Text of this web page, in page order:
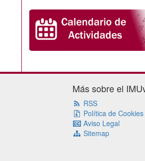
Más sobre el
RSS
Política de Cookies
Aviso Legal
Sitemap